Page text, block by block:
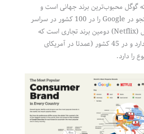
محبوب‌ترین برند جهانی است و
بیشترین تعداد جستجو در Google را در 100 کشور در سراسر
جهان دارد. نتفلیکس (Netflix) دومین برند تجاری است که
بیشترین جستجو را دارد و در 45 کشور (عمدتا در آمریکای
را دارد.